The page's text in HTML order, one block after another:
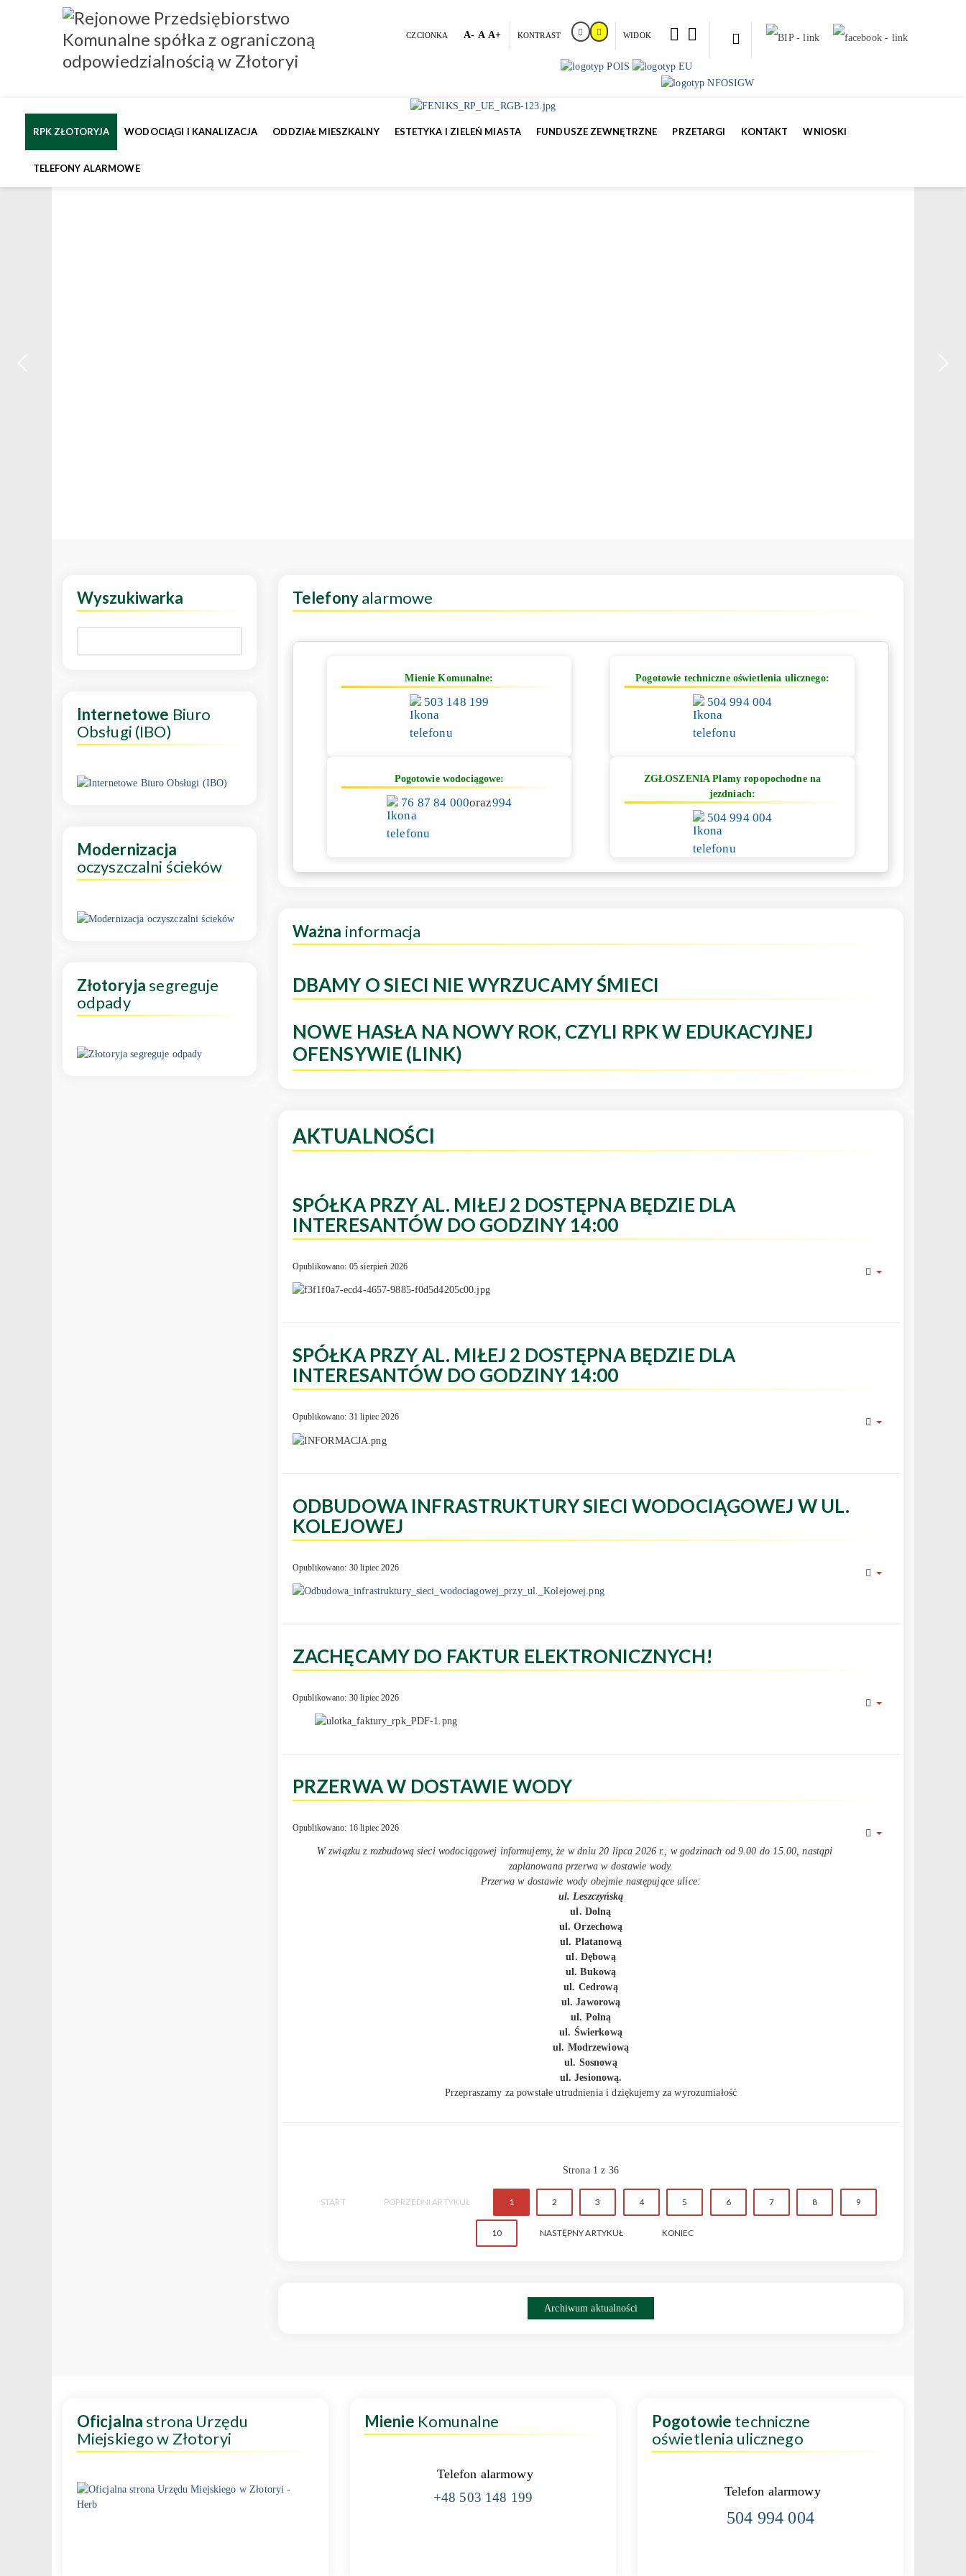
CZCIONKA A- A A+ KONTRAST WIDOK
RPK ZŁOTORYJA WODOCIĄGI I KANALIZACJA ODDZIAŁ MIESZKALNY ESTETYKA I ZIELEŃ MIASTA FUNDUSZE ZEWNĘTRZNE PRZETARGI KONTAKT WNIOSKI
TELEFONY ALARMOWE
Telefonyalarmowe
Mienie Komunalne:
503 148 199
Pogotowie techniczne oświetlenia ulicznego:
504 994 004
Pogotowie wodociągowe:
76 87 84 000oraz994
ZGŁOSZENIA Plamy ropopochodne na
jezdniach:
504 994 004
Ważna informacja
DBAMY O SIECI NIE WYRZUCAMY ŚMIECI
NOWE HASŁA NA NOWY ROK, CZYLI RPK W EDUKACYJNEJ
OFENSYWIE (LINK)
AKTUALNOŚCI
SPÓŁKA PRZY AL. MIŁEJ 2 DOSTĘPNA BĘDZIE DLA
INTERESANTÓW DO GODZINY 14:00
Opublikowano: 05 sierpień 2026
SPÓŁKA PRZY AL. MIŁEJ 2 DOSTĘPNA BĘDZIE DLA
INTERESANTÓW DO GODZINY 14:00
Opublikowano: 31 lipiec 2026
ODBUDOWA INFRASTRUKTURY SIECI WODOCIĄGOWEJ W UL.
KOLEJOWEJ
Opublikowano: 30 lipiec 2026
ZACHĘCAMY DO FAKTUR ELEKTRONICZNYCH!
Opublikowano: 30 lipiec 2026
PRZERWA W DOSTAWIE WODY
Opublikowano: 16 lipiec 2026
W związku z rozbudową sieci wodociągowej informujemy, że w dniu 20 lipca 2026 r., w godzinach od 9.00 do 15.00, nastąpi
zaplanowana przerwa w dostawie wody.
Przerwa w dostawie wody obejmie następujące ulice:
ul. Leszczyńską
ul. Dolną
ul. Orzechową
ul. Platanową
ul. Dębową
ul. Bukową
ul. Cedrową
ul. Jaworową
ul. Polną
ul. Świerkową
ul. Modrzewiową
ul. Sosnową
ul. Jesionową.
Przepraszamy za powstałe utrudnienia i dziękujemy za wyrozumiałość
Strona 1 z 36
START POPRZEDNI ARTYKUŁ 1 2 3 4 5 6 7 8 9
10 NASTĘPNY ARTYKUŁ KONIEC
Archiwum aktualności
Wyszukiwarka
Internetowe Biuro
Obsługi (IBO)
Modernizacja
oczyszczalni ścieków
Złotoryjasegreguje
odpady
Oficjalnastrona Urzędu
Miejskiego w Złotoryi
Mienie Komunalne
Telefon alarmowy
+48 503 148 199
Pogotowie techniczne
oświetlenia ulicznego
Telefon alarmowy
504 994 004